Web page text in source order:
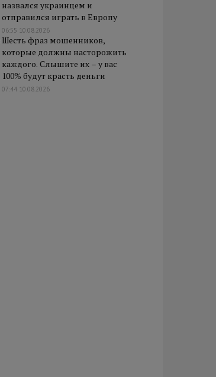
назвался украинцем и
отправился играть в Европу
06:55 10.08.2026
Шесть фраз мошенников,
которые должны насторожить
каждого. Слышите их – у вас
100% будут красть деньги
07:44 10.08.2026